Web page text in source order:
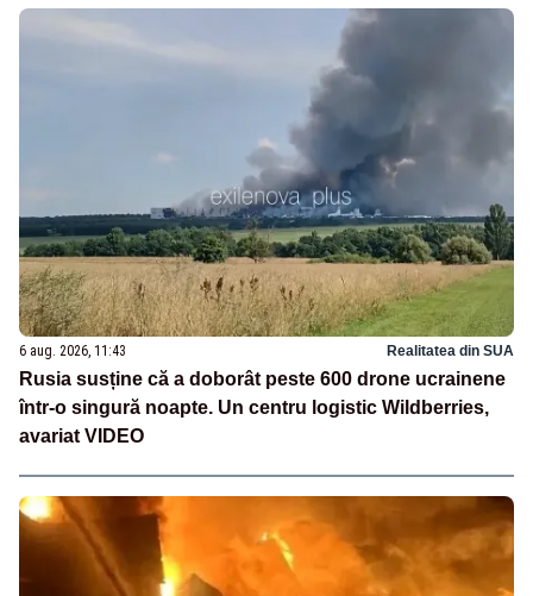
6 aug. 2026, 11:43 Realitatea din SUA
Rusia susține că a doborât peste 600 drone ucrainene
într-o singură noapte. Un centru logistic Wildberries,
avariat VIDEO